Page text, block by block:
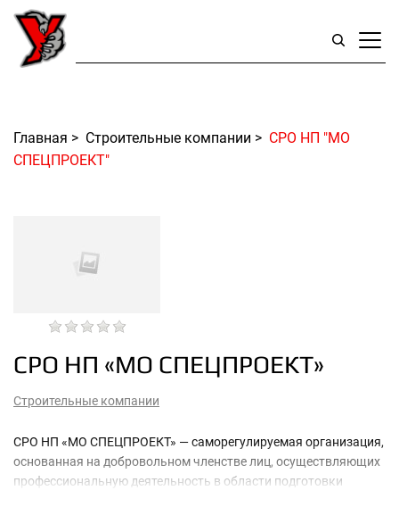
Главная > Строительные компании > СРО НП "МО
СПЕЦПРОЕКТ"
СРО НП «МО СПЕЦПРОЕКТ»
Строительные компании
СРО НП «МО СПЕЦПРОЕКТ» — саморегулируемая организация,
основанная на добровольном членстве лиц, осуществляющих
профессиональную деятельность в области подготовки